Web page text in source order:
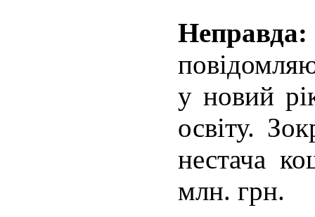
у новий
освіту.
нестача
млн. грн.